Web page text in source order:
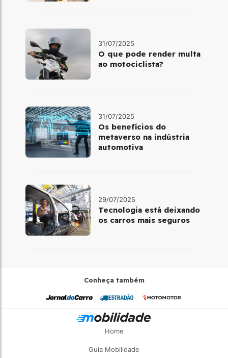
31/07/2025
O que pode render multa
ao motociclista?
31/07/2025
Os benefícios do
metaverso na indústria
automotiva
29/07/2025
Tecnologia está deixando
os carros mais seguros
Conheça também
Home
Guia Mobilidade